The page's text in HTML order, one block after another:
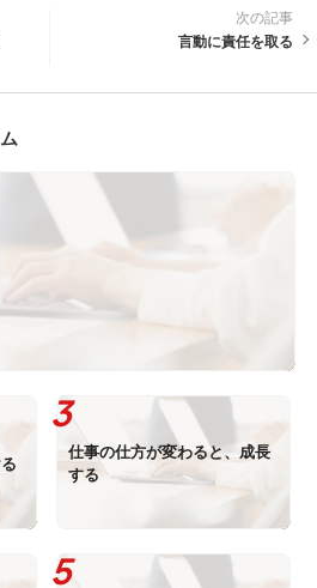
次の記事
言動に責任を取る
仕事の仕方が変わると、成長
する